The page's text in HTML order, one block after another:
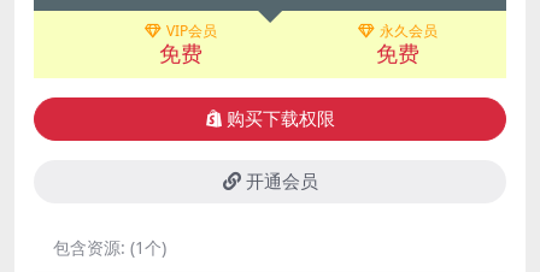
VIP会员
免费
永久会员
免费
购买下载权限
开通会员
包含资源: (1个)